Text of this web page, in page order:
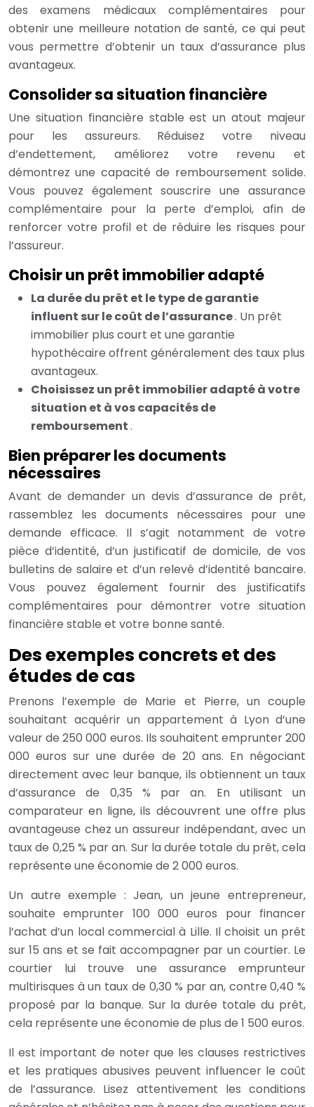
des examens médicaux complémentaires pour
obtenir une meilleure notation de santé, ce qui peut
vous permettre d’obtenir un taux d’assurance plus
avantageux.
Consolider sa situation financière
Une situation financière stable est un atout majeur
pour les assureurs. Réduisez votre niveau
d’endettement, améliorez votre revenu et
démontrez une capacité de remboursement solide.
Vous pouvez également souscrire une assurance
complémentaire pour la perte d’emploi, afin de
renforcer votre profil et de réduire les risques pour
l’assureur.
Choisir un prêt immobilier adapté
La durée du prêt et le type de garantie
influent sur le coût de l’assurance. Un prêt
immobilier plus court et une garantie
hypothécaire offrent généralement des taux plus
avantageux.
Choisissez un prêt immobilier adapté à votre
situation et à vos capacités de
remboursement.
Bien préparer les documents
nécessaires
Avant de demander un devis d’assurance de prêt,
rassemblez les documents nécessaires pour une
demande efficace. Il s’agit notamment de votre
pièce d’identité, d’un justificatif de domicile, de vos
bulletins de salaire et d’un relevé d’identité bancaire.
Vous pouvez également fournir des justificatifs
complémentaires pour démontrer votre situation
financière stable et votre bonne santé.
Des exemples concrets et des
études de cas
Prenons l’exemple de Marie et Pierre, un couple
souhaitant acquérir un appartement à Lyon d’une
valeur de 250 000 euros. Ils souhaitent emprunter 200
000 euros sur une durée de 20 ans. En négociant
directement avec leur banque, ils obtiennent un taux
d’assurance de 0,35 % par an. En utilisant un
comparateur en ligne, ils découvrent une offre plus
avantageuse chez un assureur indépendant, avec un
taux de 0,25 % par an. Sur la durée totale du prêt, cela
représente une économie de 2 000 euros.
Un autre exemple : Jean, un jeune entrepreneur,
souhaite emprunter 100 000 euros pour financer
l’achat d’un local commercial à Lille. Il choisit un prêt
sur 15 ans et se fait accompagner par un courtier. Le
courtier lui trouve une assurance emprunteur
multirisques à un taux de 0,30 % par an, contre 0,40 %
proposé par la banque. Sur la durée totale du prêt,
cela représente une économie de plus de 1 500 euros.
Il est important de noter que les clauses restrictives
et les pratiques abusives peuvent influencer le coût
de l’assurance. Lisez attentivement les conditions